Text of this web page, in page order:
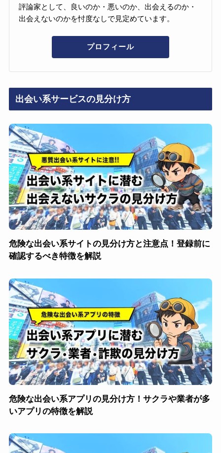
評論家として、良いのか・悪いのか、出会えるのか・
出会えないのかを忖度なしで見定めています。
プロフィール
出会い系サービスの見分け方
危険な出会い系サイトの見分け方と注意点！登録前に
確認するべき特徴を解説
危険な出会い系アプリの見分け方！サクラや業者が多
いアプリの特徴を解説